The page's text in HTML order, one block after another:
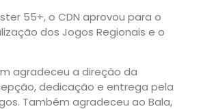
55+, o CDN aprovou para o
dos Jogos Regionais e o
agradeceu a direção da
dedicação e entrega pela
Também agradeceu ao Bala,